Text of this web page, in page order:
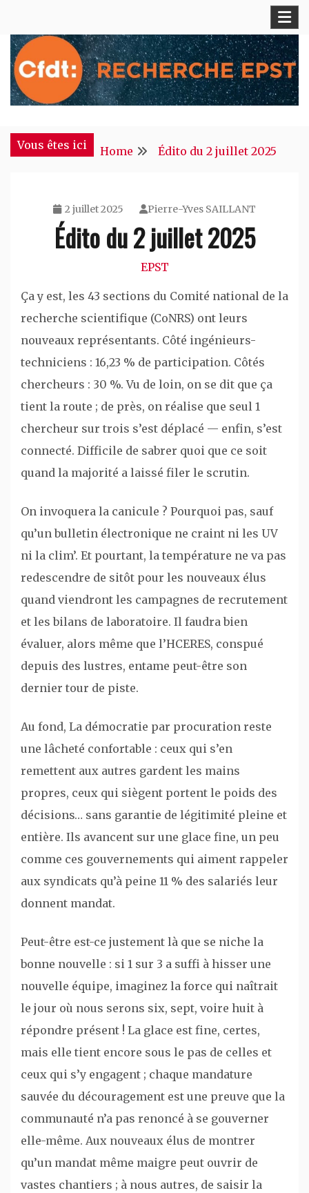
content
CFDT Recherche EPST
Vous êtes ici Home Édito du 2 juillet 2025
2 juillet 2025 Pierre-Yves SAILLANT
Édito du 2 juillet 2025
EPST
Ça y est, les 43 sections du Comité national de la
recherche scientifique (CoNRS) ont leurs
nouveaux représentants. Côté ingénieurs-
techniciens : 16,23 % de participation. Côtés
chercheurs : 30 %. Vu de loin, on se dit que ça
tient la route ; de près, on réalise que seul 1
chercheur sur trois s’est déplacé — enfin, s’est
connecté. Difficile de sabrer quoi que ce soit
quand la majorité a laissé filer le scrutin.
On invoquera la canicule ? Pourquoi pas, sauf
qu’un bulletin électronique ne craint ni les UV
ni la clim’. Et pourtant, la température ne va pas
redescendre de sitôt pour les nouveaux élus
quand viendront les campagnes de recrutement
et les bilans de laboratoire. Il faudra bien
évaluer, alors même que l’HCERES, conspué
depuis des lustres, entame peut-être son
dernier tour de piste.
Au fond, La démocratie par procuration reste
une lâcheté confortable : ceux qui s’en
remettent aux autres gardent les mains
propres, ceux qui siègent portent le poids des
décisions… sans garantie de légitimité pleine et
entière. Ils avancent sur une glace fine, un peu
comme ces gouvernements qui aiment rappeler
aux syndicats qu’à peine 11 % des salariés leur
donnent mandat.
Peut-être est-ce justement là que se niche la
bonne nouvelle : si 1 sur 3 a suffi à hisser une
nouvelle équipe, imaginez la force qui naîtrait
le jour où nous serons six, sept, voire huit à
répondre présent ! La glace est fine, certes,
mais elle tient encore sous le pas de celles et
ceux qui s’y engagent ; chaque mandature
sauvée du découragement est une preuve que la
communauté n’a pas renoncé à se gouverner
elle-même. Aux nouveaux élus de montrer
qu’un mandat même maigre peut ouvrir de
vastes chantiers ; à nous autres, de saisir la